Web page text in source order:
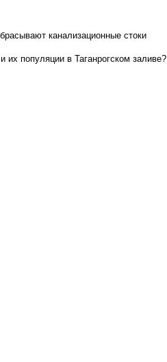
канализационные стоки
популяции в Таганрогском заливе?